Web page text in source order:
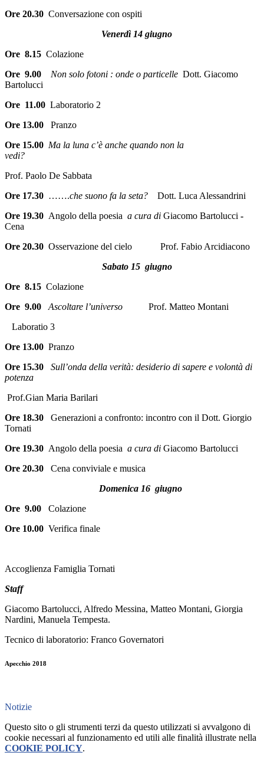
Ore 20.30 Conversazione con ospiti
Venerdì 14 giugno
Ore 8.15 Colazione
Ore 9.00
Non solo fotoni : onde o particelle Dott. Giacomo
Bartolucci
Ore 11.00 Laboratorio 2
Ore 13.00 Pranzo
Ore 15.00 Ma la luna c’è anche quando non la
vedi?
Prof. Paolo De Sabbata
Ore 17.30 …….che suono fa la seta? Dott. Luca Alessandrini
Ore 19.30 Angolo della poesia a cura di Giacomo Bartolucci -
Cena
Ore 20.30 Osservazione del cielo Prof. Fabio Arcidiacono
Sabato 15 giugno
Ore 8.15 Colazione
Ore 9.00 Ascoltare l’universo Prof. Matteo Montani
Laboratio 3
Ore 13.00 Pranzo
Ore 15.30 Sull’onda della verità: desiderio di sapere e volontà di
potenza
Prof.Gian Maria Barilari
Ore 18.30 Generazioni a confronto: incontro con il Dott. Giorgio
Tornati
Ore 19.30 Angolo della poesia a cura di Giacomo Bartolucci
Ore 20.30 Cena conviviale e musica
Domenica 16 giugno
Ore 9.00
Colazione
Ore 10.00 Verifica finale
Accoglienza Famiglia Tornati
Staff
Giacomo Bartolucci, Alfredo Messina, Matteo Montani, Giorgia
Nardini, Manuela Tempesta.
Tecnico di laboratorio: Franco Governatori
Apecchio 2018
Notizie
Questo sito o gli strumenti terzi da questo utilizzati si avvalgono di
cookie necessari al funzionamento ed utili alle finalità illustrate nella
COOKIE POLICY.